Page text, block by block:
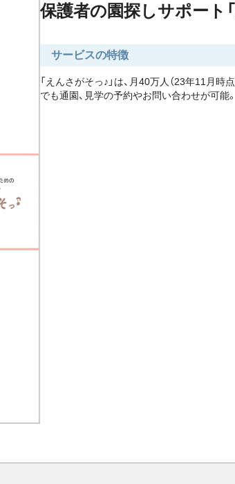
保護者の園探しサポート
サービスの特徴
「えんさがそっ♪」は、月40万人（23年11月
でも通園、見学の予約やお問い合わせが可能。